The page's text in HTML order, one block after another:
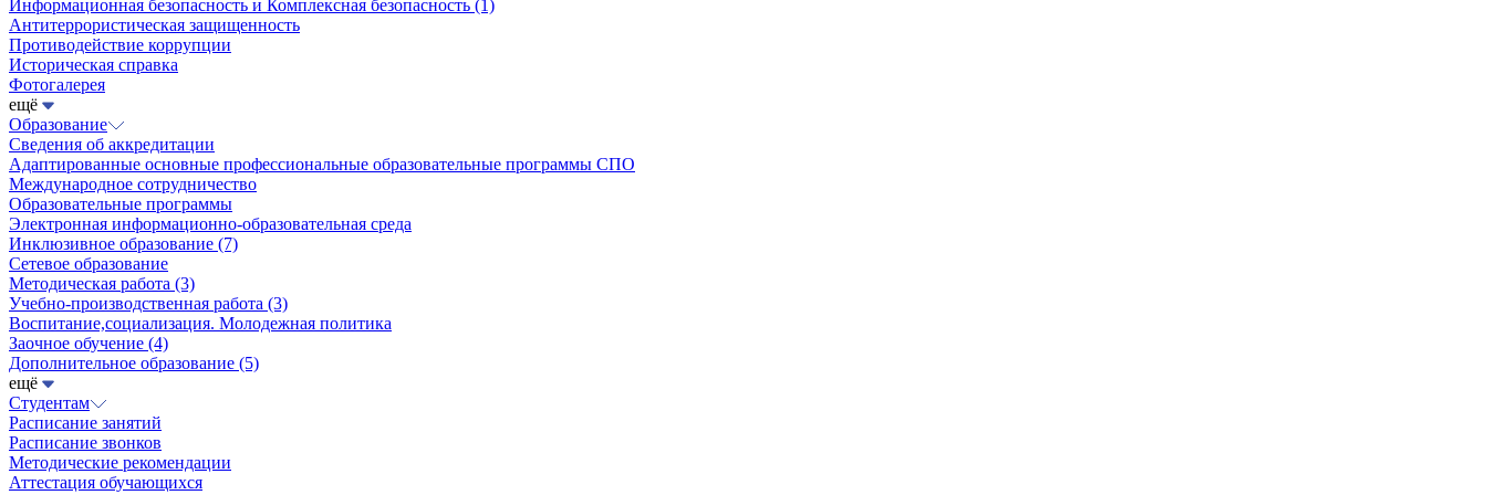
Информационная безопасность и Комплексная безопасность (1)
Антитеррористическая защищенность
Противодействие коррупции
Историческая справка
Фотогалерея
ещё
Образование
Сведения об аккредитации
Адаптированные основные профессиональные образовательные программы СПО
Международное сотрудничество
Образовательные программы
Электронная информационно-образовательная среда
Инклюзивное образование (7)
Сетевое образование
Методическая работа (3)
Учебно-производственная работа (3)
Воспитание,социализация. Молодежная политика
Заочное обучение (4)
Дополнительное образование (5)
ещё
Студентам
Расписание занятий
Расписание звонков
Методические рекомендации
Аттестация обучающихся